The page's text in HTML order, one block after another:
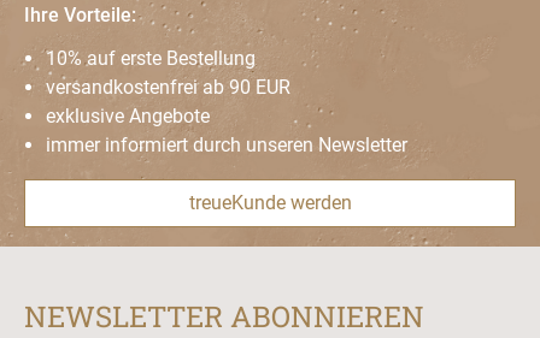
Ihre Vorteile:
10% auf erste Bestellung
versandkostenfrei ab 90 EUR
exklusive Angebote
immer informiert durch unseren Newsletter
treueKunde werden
NEWSLETTER ABONNIEREN